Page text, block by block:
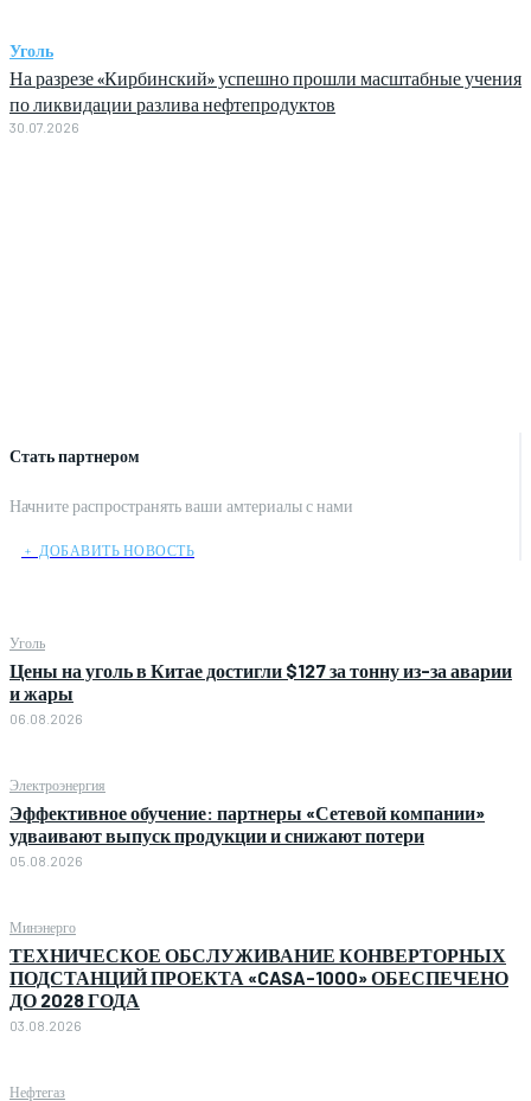
Стать партнером
Начните распространять ваши амтериалы с нами
﹢ ДОБАВИТЬ НОВОСТЬ
Уголь
Цены на уголь в Китае достигли $127 за тонну из-за аварии
и жары
06.08.2026
Электроэнергия
Эффективное обучение: партнеры «Сетевой компании»
удваивают выпуск продукции и снижают потери
05.08.2026
Минэнерго
ТЕХНИЧЕСКОЕ ОБСЛУЖИВАНИЕ КОНВЕРТОРНЫХ
ПОДСТАНЦИЙ ПРОЕКТА «CASA-1000» ОБЕСПЕЧЕНО
ДО 2028 ГОДА
03.08.2026
Нефтегаз
Уголь
На разрезе «Кирбинский» успешно прошли масштабные учения
по ликвидации разлива нефтепродуктов
30.07.2026